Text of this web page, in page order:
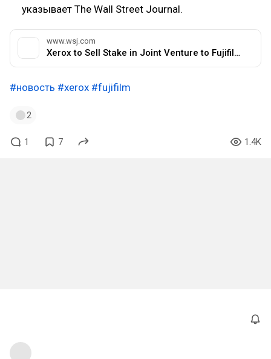
указывает The Wall Street Journal.
www.wsj.com
Xerox to Sell Stake in Joint Venture to Fujifilm for About $2.3 Billion
#новость #xerox #fujifilm
2
1 7 1.4K